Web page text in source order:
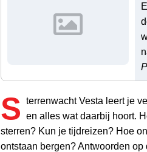
S terrenwacht Vesta leert je
en alles wat daarbij hoort.
sterren? Kun je tijdreizen? Hoe
ontstaan bergen? Antwoorden op